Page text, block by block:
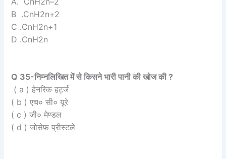
B .CnH2n+2
C .CnH2n+1
D .CnH2n
Q 35-निम्नलिखित में से किसने भारी पानी की खोज की ?
( a ) हेनरिक हर्ट्ज
( b ) एच० सी० यूरे
( c ) जी० मेण्डल
( d ) जोसेफ प्रीस्टले